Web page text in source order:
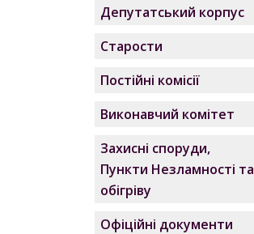
Депутатський корпус
Старости
Постійні комісії
Виконавчий комітет
Захисні споруди,
Пункти Незламності та
обігріву
Офіційні документи